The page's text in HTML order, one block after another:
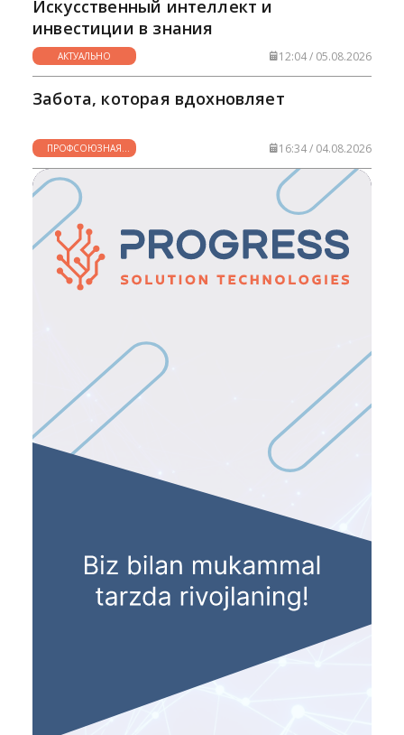
Искусственный интеллект и
инвестиции в знания
АКТУАЛЬНО 12:04 / 05.08.2026
Забота, которая вдохновляет
ПРОФСОЮЗНАЯ
ЖИЗНЬ
16:34 / 04.08.2026